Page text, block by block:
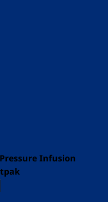
Pressure Infusion